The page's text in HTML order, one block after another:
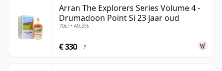
Arran The Explorers Series Volume 4 -
Drumadoon Point Si 23 jaar oud
70cl • 49.5%
€ 330 ?